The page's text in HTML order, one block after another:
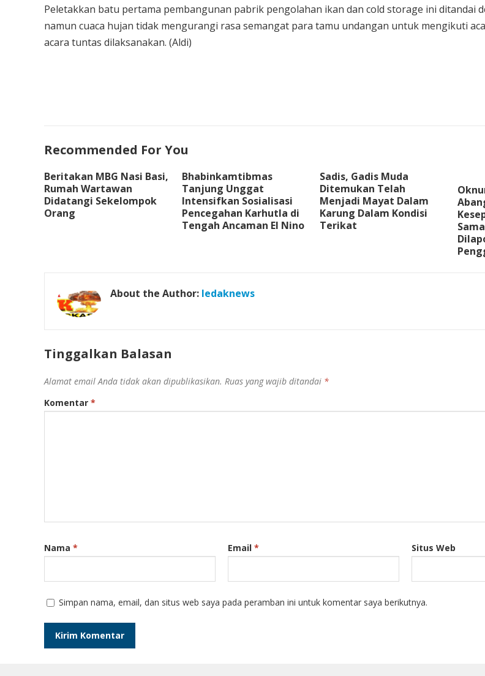
Peletakkan batu pertama pembangunan pabrik pengolahan ikan dan cold storage ini ditandai
namun cuaca hujan tidak mengurangi rasa semangat para tamu undangan untuk mengikuti
acara tuntas dilaksanakan. (Aldi)
Recommended For You
Beritakan MBG Nasi Basi,
Rumah Wartawan
Didatangi Sekelompok
Orang
Bhabinkamtibmas
Tanjung Unggat
Intensifkan Sosialisasi
Pencegahan Karhutla di
Tengah Ancaman El Nino
Sadis, Gadis Muda
Ditemukan Telah
Menjadi Mayat Dalam
Karung Dalam Kondisi
Terikat
About the Author: ledaknews
Tinggalkan Balasan
Alamat email Anda tidak akan dipublikasikan. Ruas yang wajib ditandai *
Komentar *
Nama * Email * Situs Web
Simpan nama, email, dan situs web saya pada peramban ini untuk komentar saya berikutnya.